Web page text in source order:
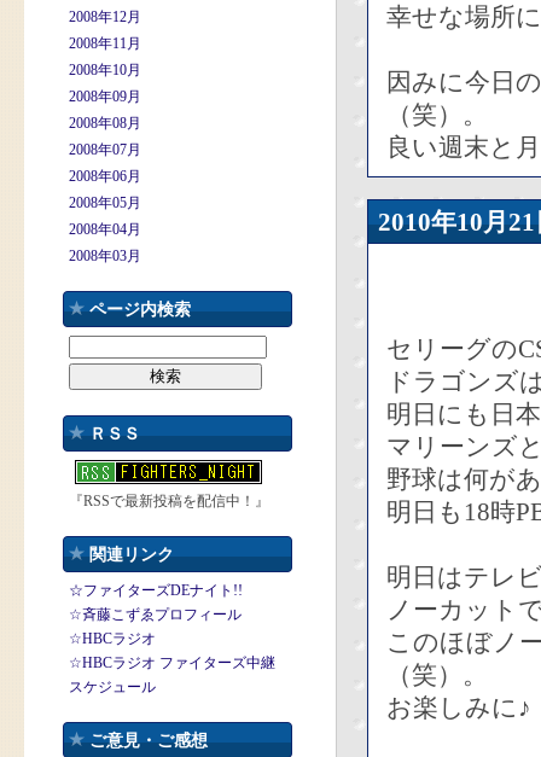
2008年12月
2008年11月
2008年10月
2008年09月
2008年08月
2008年07月
2008年06月
2008年05月
2008年04月
2008年03月
ページ内検索
ＲＳＳ
『RSSで最新投稿を配信中！』
関連リンク
☆ファイターズDEナイト!!
☆斉藤こずゑプロフィール
☆HBCラジオ
☆HBCラジオ ファイターズ中継
スケジュール
ご意見・ご感想
幸せな場所
因みに今日
（笑）。
良い週末と
2010年10
セリーグの
ドラゴンズ
明日にも日
マリーンズ
野球は何が
明日も18時
明日はテレ
ノーカット
このほぼノ
（笑）。
お楽しみに♪